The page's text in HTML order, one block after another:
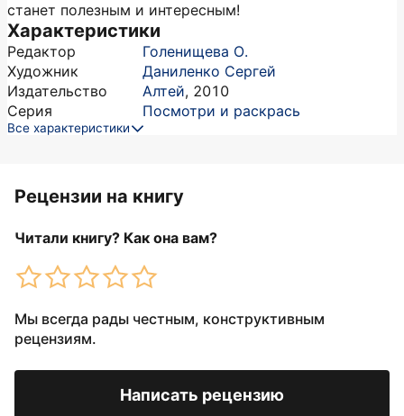
станет полезным и интересным!
Характеристики
Редактор
Голенищева О.
Художник
Даниленко Сергей
Издательство
Алтей, 2010
Серия
Посмотри и раскрась
Все характеристики
Рецензии на книгу
Читали книгу? Как она вам?
Мы всегда рады честным, конструктивным
рецензиям.
Написать рецензию